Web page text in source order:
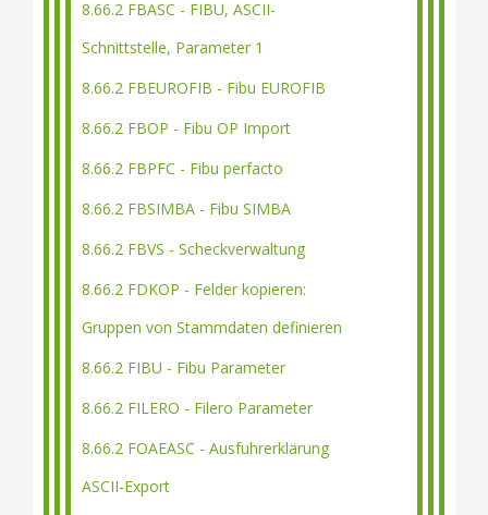
8.66.2 FBASC - FIBU, ASCII-
Schnittstelle, Parameter 1
8.66.2 FBEUROFIB - Fibu EUROFIB
8.66.2 FBOP - Fibu OP Import
8.66.2 FBPFC - Fibu perfacto
8.66.2 FBSIMBA - Fibu SIMBA
8.66.2 FBVS - Scheckverwaltung
8.66.2 FDKOP - Felder kopieren:
Gruppen von Stammdaten definieren
8.66.2 FIBU - Fibu Parameter
8.66.2 FILERO - Filero Parameter
8.66.2 FOAEASC - Ausfuhrerklärung
ASCII-Export